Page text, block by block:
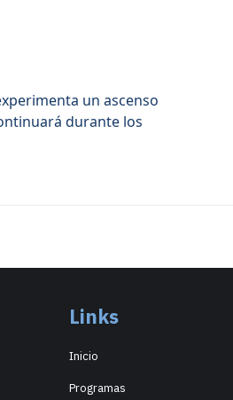
un ascenso
durante los
Links
Inicio
Programas